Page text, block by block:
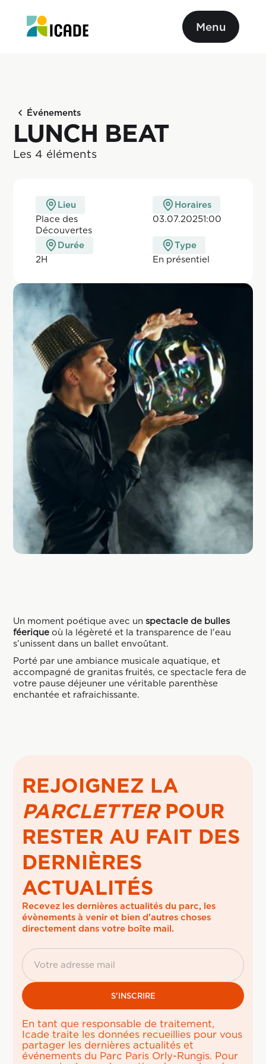
Menu
Événements
LUNCH BEAT
Les 4 éléments
Lieu
Place des
Découvertes
Horaires
03.07.20251:00
Durée
2H
Type
En
Un moment poétique avec unspectacle de bulles
féerique où la légèreté et la transparence de l'eau
s’unissent dans un ballet envoûtant.
Porté par une ambiance musicale aquatique, et
accompagné de granitas fruités, ce spectacle fera de
votre pause déjeuner une véritable parenthèse
enchantée et rafraichissante.
REJOIGNEZ LA
PARCLETTERPOUR
RESTER AU FAIT DES
DERNIÈRES
ACTUALITÉS
Recevez les dernières actualités du parc, les
évènements à venir et bien d'autres choses
directement dans votre boîte mail.
En tant que responsable de traitement,
Icade traite les données recueillies pour vous
partager les dernières actualités et
événements du Parc Paris Orly-Rungis. Pour